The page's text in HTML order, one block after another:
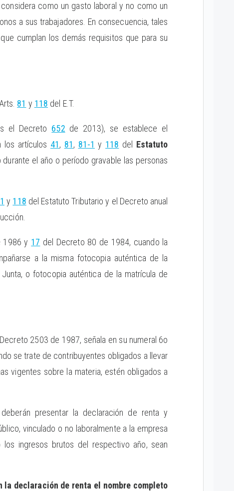
como un gasto laboral y no como un
a sus trabajadores. En consecuencia, tales
cumplan los demás requisitos que para su
81 y 118 del E.T.
el Decreto 652 de 2013), se establece el
los artículos 41, 81, 81-1 y 118 del Estatuto
el año o período gravable las personas
y 118 del Estatuto Tributario y el Decreto anual
1986 y 17 del Decreto 80 de 1984, cuando la
a la misma fotocopia auténtica de la
o fotocopia auténtica de la matrícula de
2503 de 1987, señala en su numeral 6o
se trate de contribuyentes obligados a llevar
vigentes sobre la materia, estén obligados a
presentar la declaración de renta y
vinculado o no laboralmente a la empresa
ingresos brutos del respectivo año, sean
la declaración de renta el nombre completo